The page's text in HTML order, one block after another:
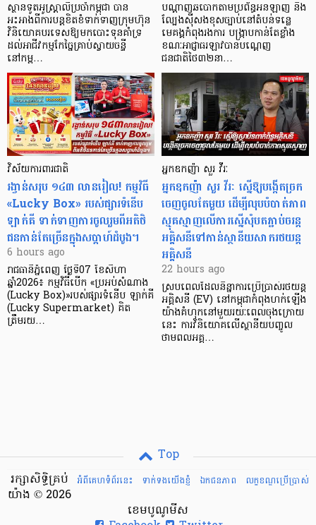
ស្ថានទូតអូស្ត្រាលីប្រចាំកម្ពុជា បាន
អះអាងពីការបន្តខិតខំទាក់ទាញក្រុមហ៊ុន
វិនិយោគបរទេសឱ្យមកបោះទុនគាំទ្រ
ដល់អាជីវកម្មកែច្នៃគ្រាប់ស្វាយចន្ទី
នៅកម្ព…
បណ្តាញឆបោកតាមប្រព័ន្ធអនឡាញ និង
ល្បែងស៊ីសងខុសច្បាប់នៅតំបន់ទន្លេ
មេគង្គកំពុងរងការ បង្ក្រាប​កាន់តែខ្លាំង
ខណៈអាជ្ញាធរឡាវបានបណ្តេញ
ជនជាតិថៃ៣២នា…
វិស័យការពារជាតិ
រង្វាន់សរុប ១៤៣ លានរៀល! កម្មវិធី
«Lucky Box» របស់ផ្សារទំនើប
ឡាក់គី ទាក់ទាញការចូលរួមពីអតិថិ
ជនកាន់តែច្រើនក្នុងសប្តាហ៍ដំបូង។
6 hours ago
រាជធានីភ្នំពេញ ថ្ងៃទី07 ខែសីហា
ឆ្នាំ2026៖ កម្មវិធីបើក «ប្រអប់សំណាង
(Lucky Box)»របស់ផ្សារទំនើប ឡាក់គី
(Lucky Supermarket) គិត
ត្រឹមរយ…
អ្នកឧកញ៉ា សួរ វីរៈ
អ្នកឧកញ៉ា សួរ វីរៈ ស្នើឱ្យបង្កើតច្រក
ចេញចូលតែមួយ ដើម្បីលុបបំបាត់ភាព
ស្មុគស្មាញលើការស្នើសុំបតភ្ជាប់ចរន្ត
អគ្គិសនីទៅកាន់ស្ថានីយសាករថយន្ត
អគ្គិសនី
22 hours ago
ស្របពេលដែលនិន្នាការប្រើប្រាស់រថយន្ត
អគ្គិសនី (EV) នៅកម្ពុជាកំពុងហក់ឡើង
យ៉ាងគំហុកនៅមួយរយៈពេលចុងក្រោយ
នេះ ការវិនិយោគលើស្ថានីយបញ្ចូល
ថាមពលអគ្គ…
Top
អំពីគេហទំព័រនេះ
ទាក់ទងយើងខ្ញំ ឯកជនភាព លក្ខខណ្ឌ​ប្រើ​ប្រាស់
រក្សាសិទ្ធិគ្រប់
យ៉ាង © 2026
ខេមបូណូមីស